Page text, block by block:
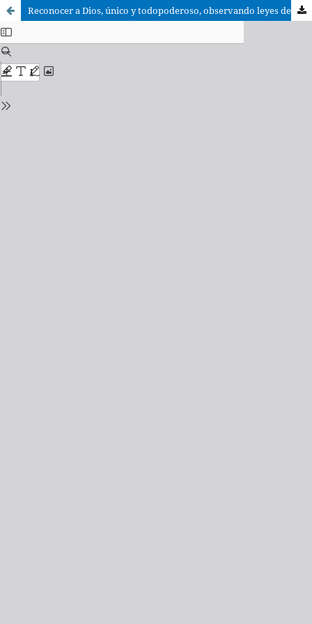
Reconocer a Dios, único y todopoderoso, observando leyes de fraternidad